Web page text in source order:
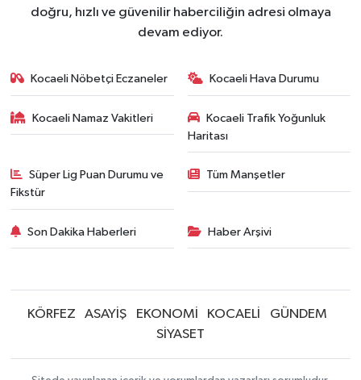
doğru, hızlı ve güvenilir haberciliğin adresi olmaya
devam ediyor.
Kocaeli Nöbetçi Eczaneler Kocaeli Hava Durumu
Kocaeli Namaz Vakitleri
Kocaeli Trafik Yoğunluk
Haritası
Süper Lig Puan Durumu ve
Fikstür
Tüm Manşetler
Son Dakika Haberleri Haber Arşivi
KÖRFEZ ASAYİŞ EKONOMİ KOCAELİ
GÜNDEM
SİYASET